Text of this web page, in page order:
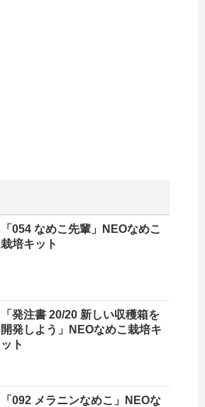
「054 なめこ先輩」NEOなめこ
栽培キット
「発注書 20/20 新しい収穫箱を
開発しよう」NEOなめこ栽培キ
ット
「092 メラニンなめこ」NEOな